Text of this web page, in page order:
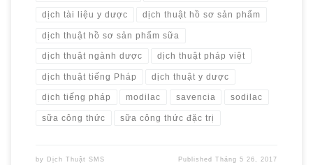
dịch tài liệu y dược dịch thuật hồ sơ sản phẩm
dịch thuật hồ sơ sản phẩm sữa
dịch thuật ngành dược dịch thuật pháp việt
dịch thuật tiếng Pháp dịch thuật y dược
dịch tiếng pháp modilac savencia sodilac
sữa công thức sữa công thức đặc trị
by Dịch Thuật SMS PublishedTháng 5 26, 2017